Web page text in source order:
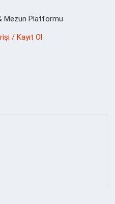
Mezun Platformu
/ Kayıt Ol